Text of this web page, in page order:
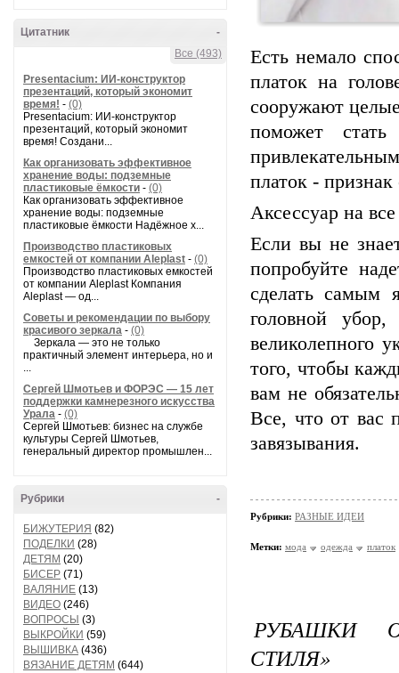
-
Цитатник
Все (493)
Presentacium: ИИ‑конструктор
презентаций, который экономит
время! - (0)
Presentacium: ИИ‑конструктор
презентаций, который экономит
время! Создани...
Как организовать эффективное
хранение воды: подземные
пластиковые ёмкости - (0)
Как организовать эффективное
хранение воды: подземные
пластиковые ёмкости Надёжное х...
Производство пластиковых
емкостей от компании Aleplast - (0)
Производство пластиковых емкостей
от компании Aleplast Компания
Aleplast — од...
Советы и рекомендации по выбору
красивого зеркала - (0)
Зеркала — это не только
практичный элемент интерьера, но и
...
Сергей Шмотьев и ФОРЭС — 15 лет
поддержки камнерезного искусства
Урала - (0)
Сергей Шмотьев: бизнес на службе
культуры Сергей Шмотьев,
генеральный директор промышлен...
-
Рубрики
БИЖУТЕРИЯ (82)
ПОДЕЛКИ (28)
ДЕТЯМ (20)
БИСЕР (71)
ВАЛЯНИЕ (13)
ВИДЕО (246)
ВОПРОСЫ (3)
ВЫКРОЙКИ (59)
ВЫШИВКА (436)
ВЯЗАНИЕ ДЕТЯМ (644)
Есть немало
платок на
сооружают
поможет стать
платок -
Аксессуар на
Если вы не
попробуйте
сделать самым
головной
великолепного
того, чтобы
вам не
Все, что от вас
завязывания.
Рубрики: РАЗНЫЕ ИДЕИ
Метки: мода одежда платок
РУБАШКИ
СТИЛЯ»